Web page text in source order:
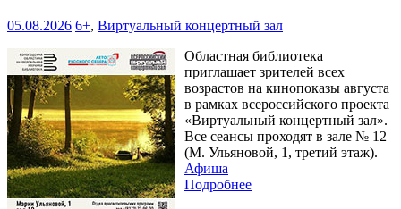
05.08.2026 6+, Виртуальный концертный зал
Областная библиотека
приглашает зрителей всех
возрастов на кинопоказы августа
в рамках всероссийского проекта
«Виртуальный концертный зал».
Все сеансы проходят в зале № 12
(М. Ульяновой, 1, третий этаж).
Афиша
Подробнее